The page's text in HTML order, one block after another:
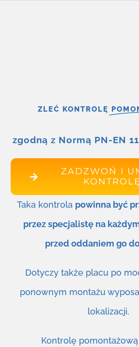
ZLEĆ KONTROLĘ
zgodną z Normą PN-EN
ZADZWOŃ I
KONTROLĘ
Taka kontrola powinna być
przez specjalistę na
przed oddaniem go
Dotyczy także placu po
ponownym montażu
lokalizacji.
Kontrolę